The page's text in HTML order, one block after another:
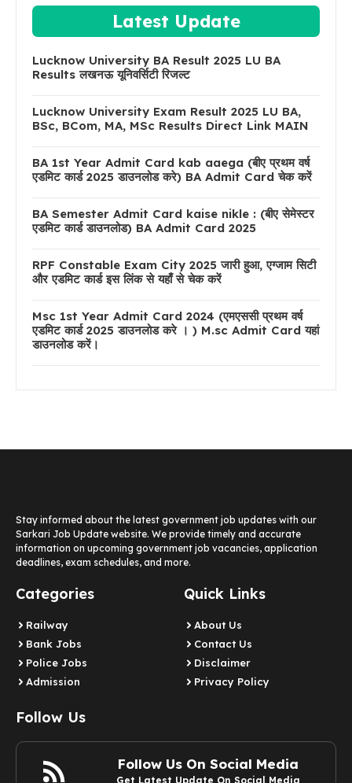
Latest Update
Lucknow University BA Result 2025 LU BA
Results लखनऊ यूनिवर्सिटी रिजल्ट
Lucknow University Exam Result 2025 LU BA,
BSc, BCom, MA, MSc Results Direct Link MAIN
BA 1st Year Admit Card kab aaega (बीए प्रथम वर्ष
एडमिट कार्ड 2025 डाउनलोड करे) BA Admit Card चेक करें
BA Semester Admit Card kaise nikle : (बीए सेमेस्टर
एडमिट कार्ड डाउनलोड) BA Admit Card 2025
RPF Constable Exam City 2025 जारी हुआ, एग्जाम सिटी
और एडमिट कार्ड इस लिंक से यहाँ से चेक करें
Msc 1st Year Admit Card 2024 (एमएससी प्रथम वर्ष
एडमिट कार्ड 2025 डाउनलोड करे । ) M.sc Admit Card यहां
डाउनलोड करें।
Stay informed about the latest government job updates with our
Sarkari Job Update website. We provide timely and accurate
information on upcoming government job vacancies, application
deadlines, exam schedules, and more.
Categories
Railway
Bank Jobs
Police Jobs
Admission
Quick Links
About Us
Contact Us
Disclaimer
Privacy Policy
Follow Us
Follow Us On Social Media
Get Latest Update On Social Media